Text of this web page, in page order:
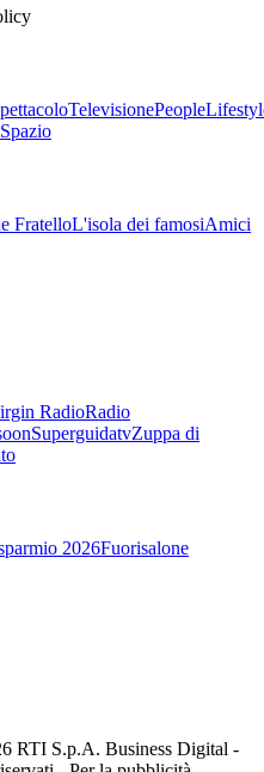
TelevisionePeople
Spazio
FratelloL'isola dei famosiAmici
RadioRadio
SuperguidatvZuppa di
2026Fuorisalone
RTI S.p.A. Business Digital -